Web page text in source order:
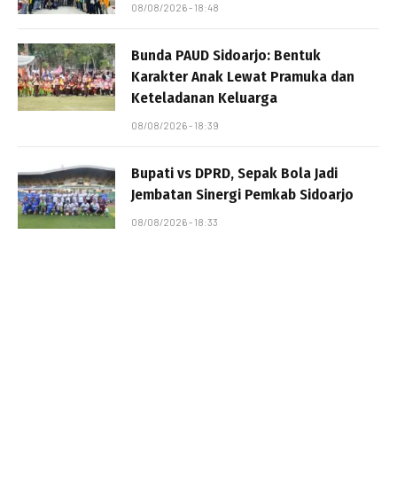
08/08/2026 - 18:48
Bunda PAUD Sidoarjo: Bentuk
Karakter Anak Lewat Pramuka dan
Keteladanan Keluarga
08/08/2026 - 18:39
Bupati vs DPRD, Sepak Bola Jadi
Jembatan Sinergi Pemkab Sidoarjo
08/08/2026 - 18:33